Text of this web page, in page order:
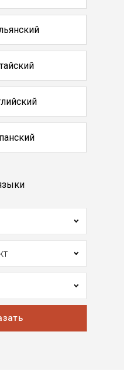
с вами свяжется один из
полную консультацию,
вас!